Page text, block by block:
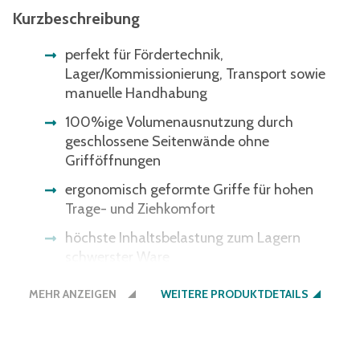
Kurzbeschreibung
perfekt für Fördertechnik,
Lager/Kommissionierung, Transport sowie
manuelle Handhabung
100%ige Volumenausnutzung durch
geschlossene Seitenwände ohne
Grifföffnungen
ergonomisch geformte Griffe für hohen
Trage- und Ziehkomfort
höchste Inhaltsbelastung zum Lagern
schwerster Ware
Ware durch Deckel geschützt
MEHR ANZEIGEN WEITERE PRODUKTDETAILS